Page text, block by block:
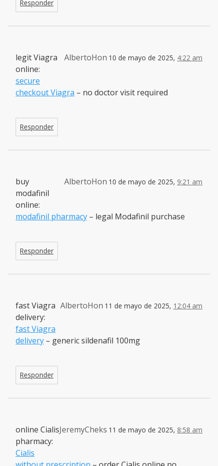
Responder
AlbertoHon 10 de mayo de 2025, 4:22 am
legit Viagra
online:
secure
checkout Viagra – no doctor visit required
Responder
AlbertoHon 10 de mayo de 2025, 9:21 am
buy
modafinil
online:
modafinil pharmacy – legal Modafinil purchase
Responder
AlbertoHon 11 de mayo de 2025, 12:04 am
fast Viagra
delivery:
fast Viagra
delivery – generic sildenafil 100mg
Responder
JeremyCheks 11 de mayo de 2025, 8:58 am
online Cialis
pharmacy:
Cialis